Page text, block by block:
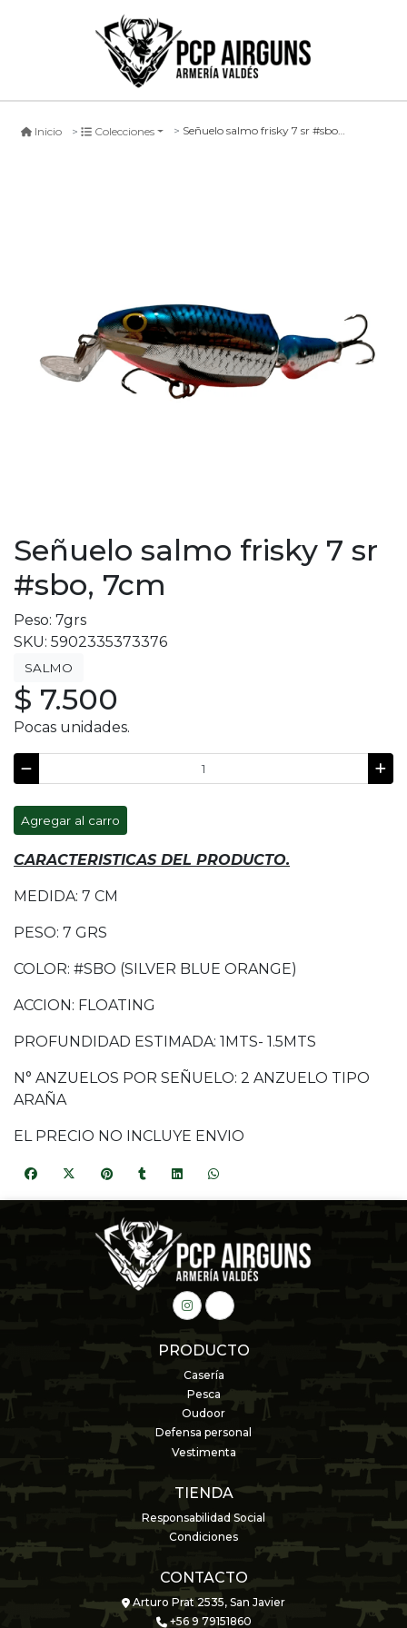
Inicio Colecciones Señuelo salmo frisky 7 sr #sbo, 7cm
Señuelo salmo frisky 7 sr
#sbo, 7cm
Peso: 7grs
SKU: 5902335373376
SALMO
$ 7.500
Pocas unidades.
Agregar al carro
CARACTERISTICAS DEL PRODUCTO.
MEDIDA: 7 CM
PESO: 7 GRS
COLOR: #SBO (SILVER BLUE ORANGE)
ACCION: FLOATING
PROFUNDIDAD ESTIMADA: 1MTS- 1.5MTS
N° ANZUELOS POR SEÑUELO: 2 ANZUELO TIPO
ARAÑA
EL PRECIO NO INCLUYE ENVIO
PRODUCTO
Casería
Pesca
Oudoor
Defensa personal
Vestimenta
TIENDA
Responsabilidad Social
Condiciones
CONTACTO
Arturo Prat 2535, San Javier
+56 9 79151860